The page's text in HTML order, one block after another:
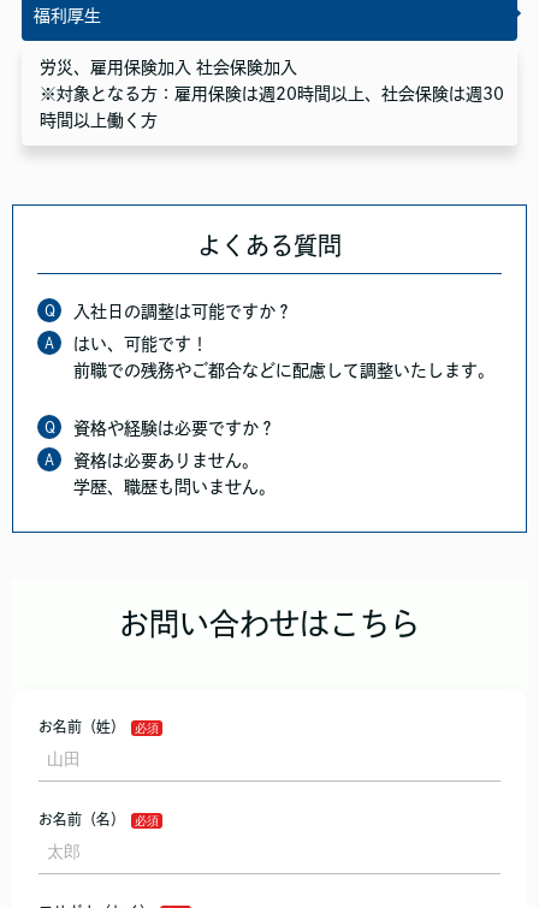
福利厚生
労災、雇用保険加入 社会保険加入
※対象となる方：雇用保険は週20時間以上、社会保険は週30
時間以上働く方
よくある質問
Q 入社日の調整は可能ですか？
A
はい、可能です！
前職での残務やご都合などに配慮して調整いたします。
Q 資格や経験は必要ですか？
A
資格は必要ありません。
学歴、職歴も問いません。